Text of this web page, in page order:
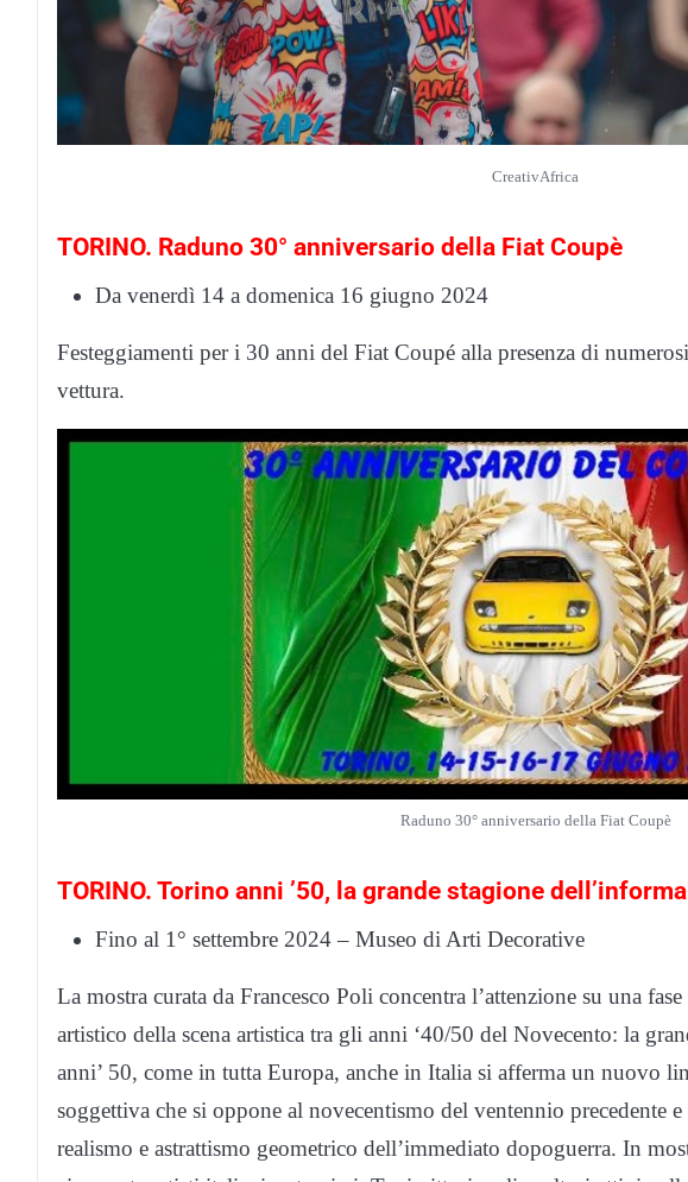
CreativAfrica
TORINO. Raduno 30° anniversario della Fiat Coupè
Da venerdì 14 a domenica 16 giugno 2024
Festeggiamenti per i 30 anni del Fiat Coupé alla presenza di
vettura.
Raduno 30° anniversario della Fiat Coupè
TORINO. Torino anni ’50, la grande stagione
Fino al 1° settembre 2024 – Museo di Arti Decorative
La mostra curata da Francesco Poli concentra l’attenzione su una
artistico della scena artistica tra gli anni ‘40/50 del Novecento: la
anni’ 50, come in tutta Europa, anche in Italia si afferma un nuovo
soggettiva che si oppone al novecentismo del ventennio precedente
realismo e astrattismo geometrico dell’immediato dopoguerra. In